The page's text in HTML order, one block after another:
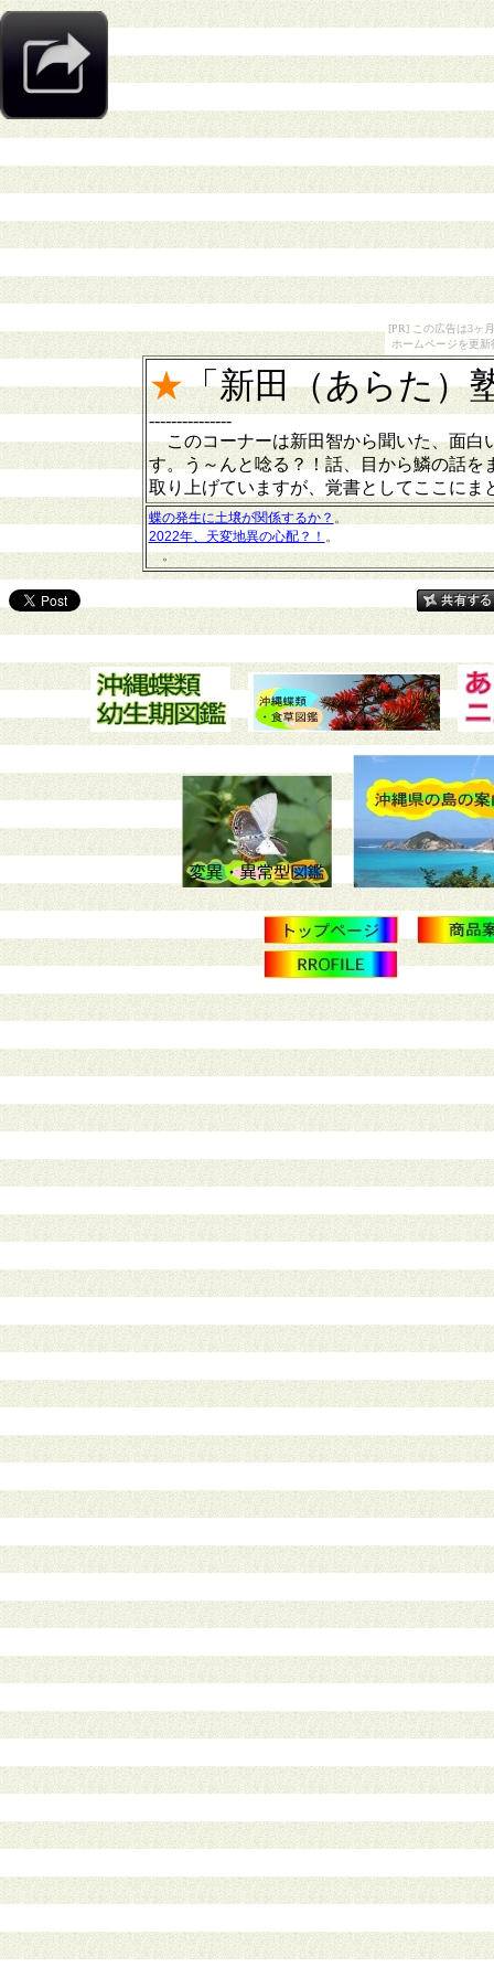
[PR] この広告は3ヶ
ホームページを更
★「新田（あらた）
---------------
このコーナーは新田智から聞いた、面白
す。う～んと唸る？！話、目から鱗の話
取り上げていますが、覚書としてここにま
蝶の発生に土壌が関係するか？。
2022年、天変地異の心配？！ 。
。